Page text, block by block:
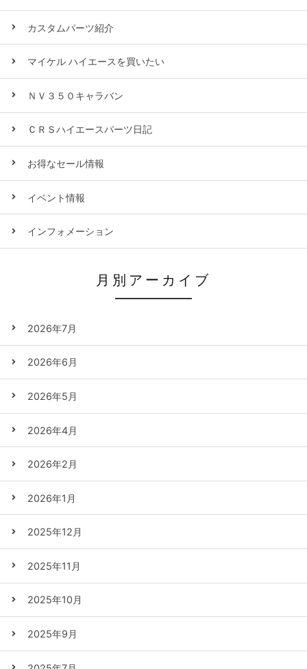
カスタムパーツ紹介
マイケル ハイエースを買いたい
ＮＶ３５０キャラバン
ＣＲＳハイエースパーツ日記
お得なセール情報
イベント情報
インフォメーション
月別アーカイブ
2026年7月
2026年6月
2026年5月
2026年4月
2026年2月
2026年1月
2025年12月
2025年11月
2025年10月
2025年9月